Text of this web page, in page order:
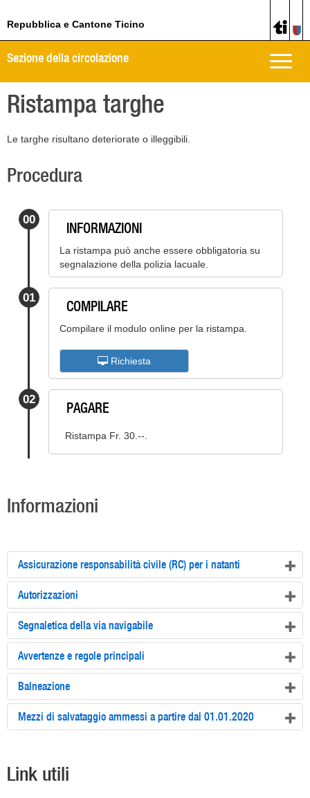
Repubblica e Cantone Ticino
Toggle
Sezione della circolazione
Ristampa targhe
Le targhe risultano deteriorate o illeggibili.
Procedura
00 INFORMAZIONI
La ristampa può anche essere obbligatoria su
segnalazione della polizia lacuale.
01 COMPILARE
Compilare il modulo online per la ristampa.
Richiesta
02 PAGARE
Ristampa Fr. 30.--.
Informazioni
Assicurazione responsabilità civile (RC) per i natanti
Autorizzazioni
Segnaletica della via navigabile
Avvertenze e regole principali
Balneazione
Mezzi di salvataggio ammessi a partire dal 01.01.2020
Link utili